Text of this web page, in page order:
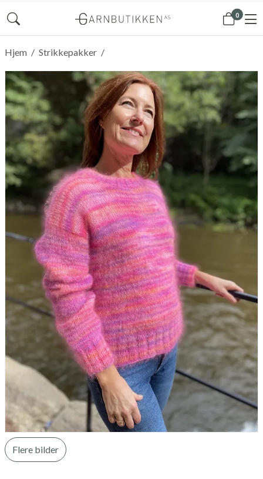
0
/
Hjem /
Strikkepakker
Flere bilder